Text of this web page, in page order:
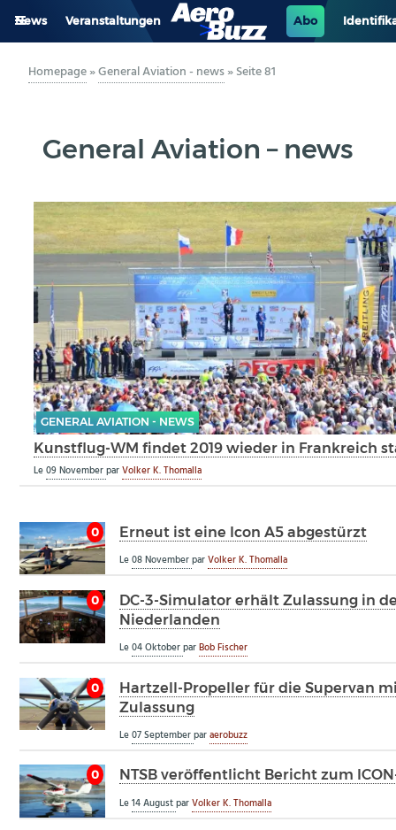
News Veranstaltungen Abo
GENERAL AVIATION
LUFTVERKEHR
MILITÄR
INDUSTRIE
HELIKOPTER
BERUFE
AERO-KULTUR
Homepage»General Aviation - news»Seite 81
General Aviation – news
GENERAL AVIATION - NEWS
Kunstflug-WM findet 2019 wieder in Frankreich
Le09 NovemberparVolker K. Thomalla
0 Erneut ist eine Icon A5 abgestürzt
Le08 NovemberparVolker K. Thomalla
0
DC-3-Simulator erhält Zulassung in
Niederlanden
Le04 OktoberparBob Fischer
0
Hartzell-Propeller für die Supervan
Zulassung
Le07 Septemberparaerobuzz
0 NTSB veröffentlicht Bericht zum
Le14 AugustparVolker K. Thomalla